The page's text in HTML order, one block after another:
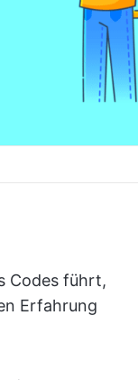
Codes führt,
Erfahrung